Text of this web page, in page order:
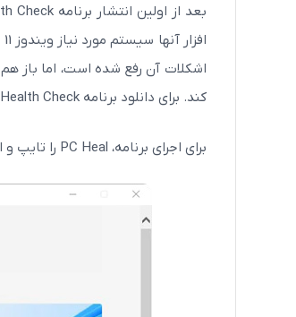
کند. برای دانلود برنامه PC Health Check، باید در برنامه Windows Insider ثبت‌نام کرده و وارد حساب کاربری مایکروسافت شوید.
برای اجرای برنامه، PC Heal را تایپ و از منوی Start اجرا کنید. سپس برای اجرا روی دکمه Check now کلیک کنید.